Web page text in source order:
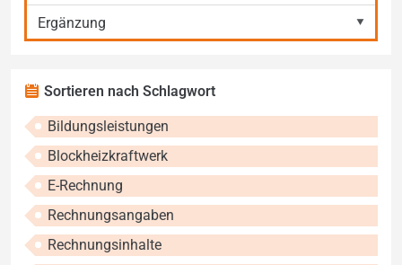
Ergänzung
Sortieren nach Schlagwort
Bildungsleistungen
Blockheizkraftwerk
E-Rechnung
Rechnungsangaben
Rechnungsinhalte